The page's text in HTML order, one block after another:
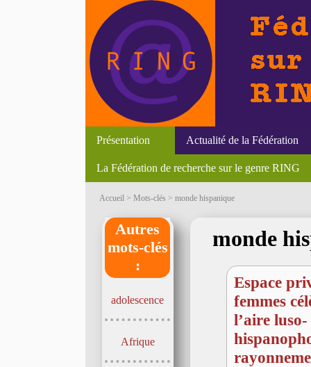
Présentation
La Fédération de recherche sur le genre RING
Actualité de la Fédération
Liens Textes Newsletter
Accueil> Mots-clés > monde hispanique
Autres
mots-clés
:
adolescence
Afrique
monde
Espace
femmes
l’aire luso-